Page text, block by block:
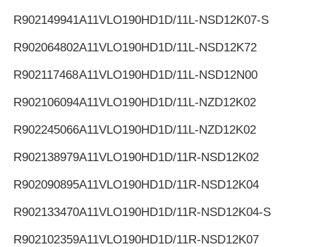
R902149941A11VLO190HD1D/11L-NSD12K07-S
R902064802A11VLO190HD1D/11L-NSD12K72
R902117468A11VLO190HD1D/11L-NSD12N00
R902106094A11VLO190HD1D/11L-NZD12K02
R902245066A11VLO190HD1D/11L-NZD12K02
R902138979A11VLO190HD1D/11R-NSD12K02
R902090895A11VLO190HD1D/11R-NSD12K04
R902133470A11VLO190HD1D/11R-NSD12K04-S
R902102359A11VLO190HD1D/11R-NSD12K07